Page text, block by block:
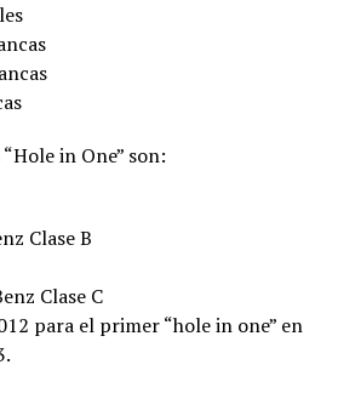
in One” son:
Clase B
Clase C
para el primer “hole in one” en